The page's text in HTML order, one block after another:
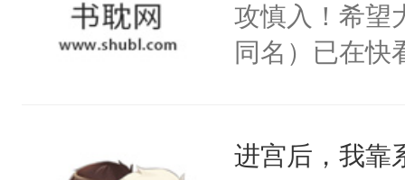
攻慎入！希望
同名）已在快
成为所有白莲
进宫后，我靠